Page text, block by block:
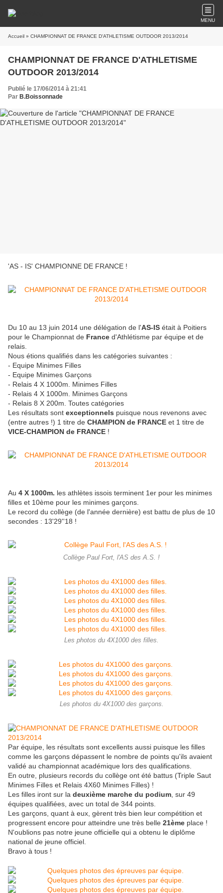
MENU
Accueil » CHAMPIONNAT DE FRANCE D'ATHLETISME OUTDOOR 2013/2014
CHAMPIONNAT DE FRANCE D'ATHLETISME
OUTDOOR 2013/2014
Publié le 17/06/2014 à 21:41
Par B.Boissonnade
'AS - IS' CHAMPIONNE DE FRANCE !
Du 10 au 13 juin 2014 une délégation de l'AS-IS était à Poitiers
pour le Championnat de France d'Athlétisme par équipe et de
relais.
Nous étions qualifiés dans les catégories suivantes :
- Equipe Minimes Filles
- Equipe Minimes Garçons
- Relais 4 X 1000m. Minimes Filles
- Relais 4 X 1000m. Minimes Garçons
- Relais 8 X 200m. Toutes catégories
Les résultats sont exceptionnels puisque nous revenons avec
(entre autres !) 1 titre de CHAMPION de FRANCE et 1 titre de
VICE-CHAMPION de FRANCE !
Au 4 X 1000m. les athlètes issois terminent 1er pour les minimes
filles et 10ème pour les minimes garçons.
Le record du collège (de l'année dernière) est battu de plus de 10
secondes : 13'29''18 !
Collège Paul Fort, l'AS des A.S. !
Les photos du 4X1000 des filles.
Les photos du 4X1000 des garçons.
Par équipe, les résultats sont excellents aussi puisque les filles
comme les garçons dépassent le nombre de points qu'ils avaient
validé au championnat académique lors des qualifications.
En outre, plusieurs records du collège ont été battus (Triple Saut
Minimes Filles et Relais 4X60 Minimes Filles) !
Les filles iront sur la deuxième marche du podium , sur 49
équipes qualifiées, avec un total de 344 points.
Les garçons, quant à eux, gèrent très bien leur compétition et
progressent encore pour atteindre une très belle 21ème place !
N'oublions pas notre jeune officielle qui a obtenu le diplôme
national de jeune officiel.
Bravo à tous !